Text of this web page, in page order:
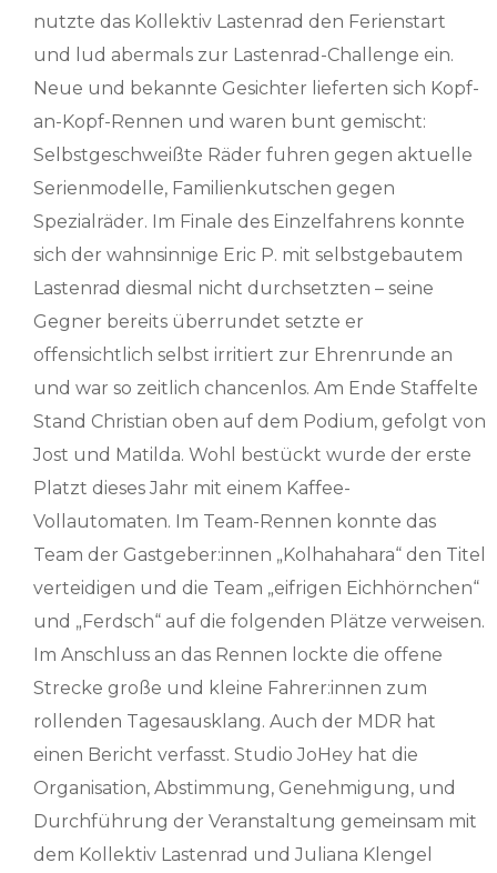
nutzte das Kollektiv Lastenrad den Ferienstart
und lud abermals zur Lastenrad-Challenge ein.
Neue und bekannte Gesichter lieferten sich Kopf-
an-Kopf-Rennen und waren bunt gemischt:
Selbstgeschweißte Räder fuhren gegen aktuelle
Serienmodelle, Familienkutschen gegen
Spezialräder. Im Finale des Einzelfahrens konnte
sich der wahnsinnige Eric P. mit selbstgebautem
Lastenrad diesmal nicht durchsetzten – seine
Gegner bereits überrundet setzte er
offensichtlich selbst irritiert zur Ehrenrunde an
und war so zeitlich chancenlos. Am Ende Staffelte
Stand Christian oben auf dem Podium, gefolgt von
Jost und Matilda. Wohl bestückt wurde der erste
Platzt dieses Jahr mit einem Kaffee-
Vollautomaten. Im Team-Rennen konnte das
Team der Gastgeber:innen „Kolhahahara“ den Titel
verteidigen und die Team „eifrigen Eichhörnchen“
und „Ferdsch“ auf die folgenden Plätze verweisen.
Im Anschluss an das Rennen lockte die offene
Strecke große und kleine Fahrer:innen zum
rollenden Tagesausklang. Auch der MDR hat
einen Bericht verfasst. Studio JoHey hat die
Organisation, Abstimmung, Genehmigung, und
Durchführung der Veranstaltung gemeinsam mit
dem Kollektiv Lastenrad und Juliana Klengel